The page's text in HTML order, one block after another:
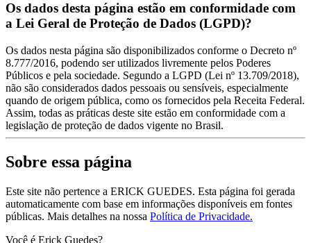
Os dados desta página estão em conformidade com
a Lei Geral de Proteção de Dados (LGPD)?
Os dados nesta página são disponibilizados conforme o Decreto nº
8.777/2016, podendo ser utilizados livremente pelos Poderes
Públicos e pela sociedade. Segundo a LGPD (Lei nº 13.709/2018),
não são considerados dados pessoais ou sensíveis, especialmente
quando de origem pública, como os fornecidos pela Receita Federal.
Assim, todas as práticas deste site estão em conformidade com a
legislação de proteção de dados vigente no Brasil.
Sobre essa página
Este site não pertence a ERICK GUEDES. Esta página foi gerada
automaticamente com base em informações disponíveis em fontes
públicas. Mais detalhes na nossa Política de Privacidade.
Você é Erick Guedes?